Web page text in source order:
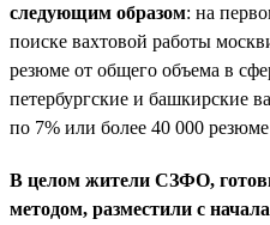
следующим образом: на
поиске вахтовой работы
резюме от общего объема в
петербургские и башкирские
по 7% или более 40 000
В целом жители СЗФО,
методом, разместили с